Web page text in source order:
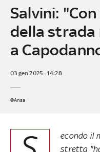
Salvini:
della strada
a
03 gen 2025 - 14:28
©Ansa
econdo il
stretta